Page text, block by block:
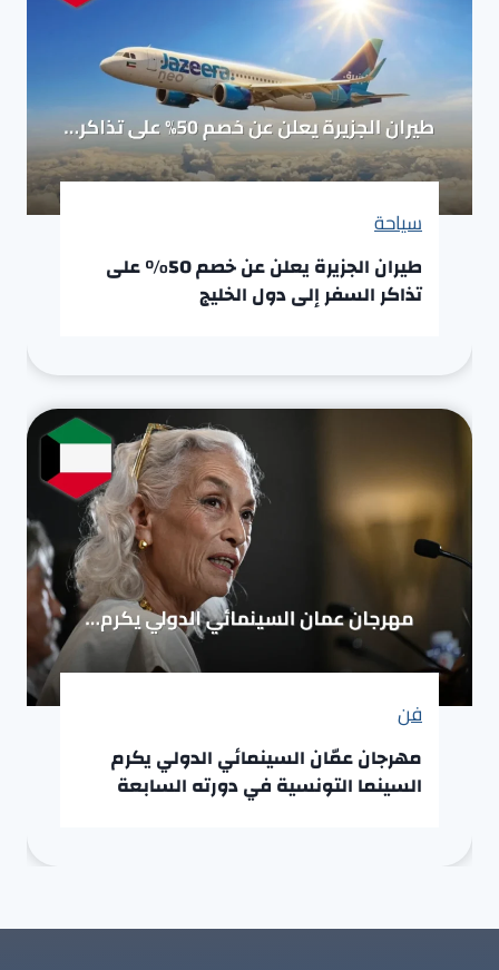
سياحة
طيران الجزيرة يعلن عن خصم 50% على
تذاكر السفر إلى دول الخليج
فن
مهرجان عمّان السينمائي الدولي يكرم
السينما التونسية في دورته السابعة